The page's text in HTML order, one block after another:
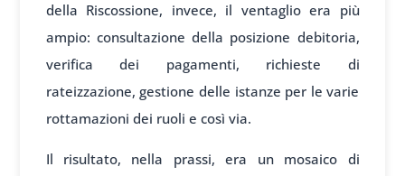
della Riscossione, invece, il ventaglio era più
ampio: consultazione della posizione debitoria,
verifica dei pagamenti, richieste di
rateizzazione, gestione delle istanze per le varie
rottamazioni dei ruoli e così via.
Il risultato, nella prassi, era un mosaico di